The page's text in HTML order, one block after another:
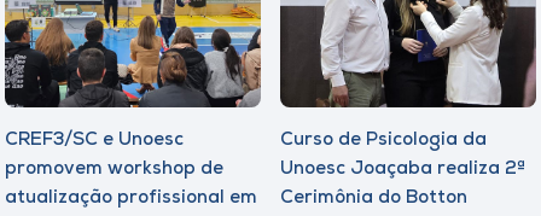
CREF3/SC e Unoesc
promovem workshop de
atualização profissional em
Curso de Psicologia da
Unoesc Joaçaba realiza 2ª
Cerimônia do Botton